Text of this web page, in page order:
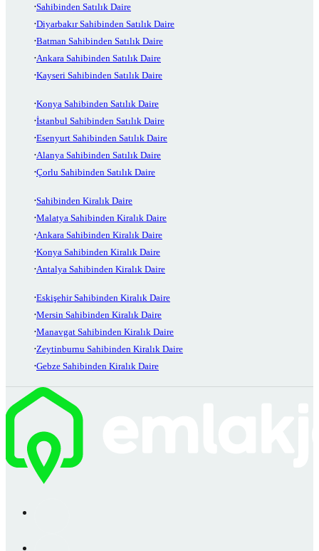
Sahibinden Satılık Daire
Diyarbakır Sahibinden Satılık Daire
Batman Sahibinden Satılık Daire
Ankara Sahibinden Satılık Daire
Kayseri Sahibinden Satılık Daire
Konya Sahibinden Satılık Daire
İstanbul Sahibinden Satılık Daire
Esenyurt Sahibinden Satılık Daire
Alanya Sahibinden Satılık Daire
Çorlu Sahibinden Satılık Daire
Sahibinden Kiralık Daire
Malatya Sahibinden Kiralık Daire
Ankara Sahibinden Kiralık Daire
Konya Sahibinden Kiralık Daire
Antalya Sahibinden Kiralık Daire
Eskişehir Sahibinden Kiralık Daire
Mersin Sahibinden Kiralık Daire
Manavgat Sahibinden Kiralık Daire
Zeytinburnu Sahibinden Kiralık Daire
Gebze Sahibinden Kiralık Daire